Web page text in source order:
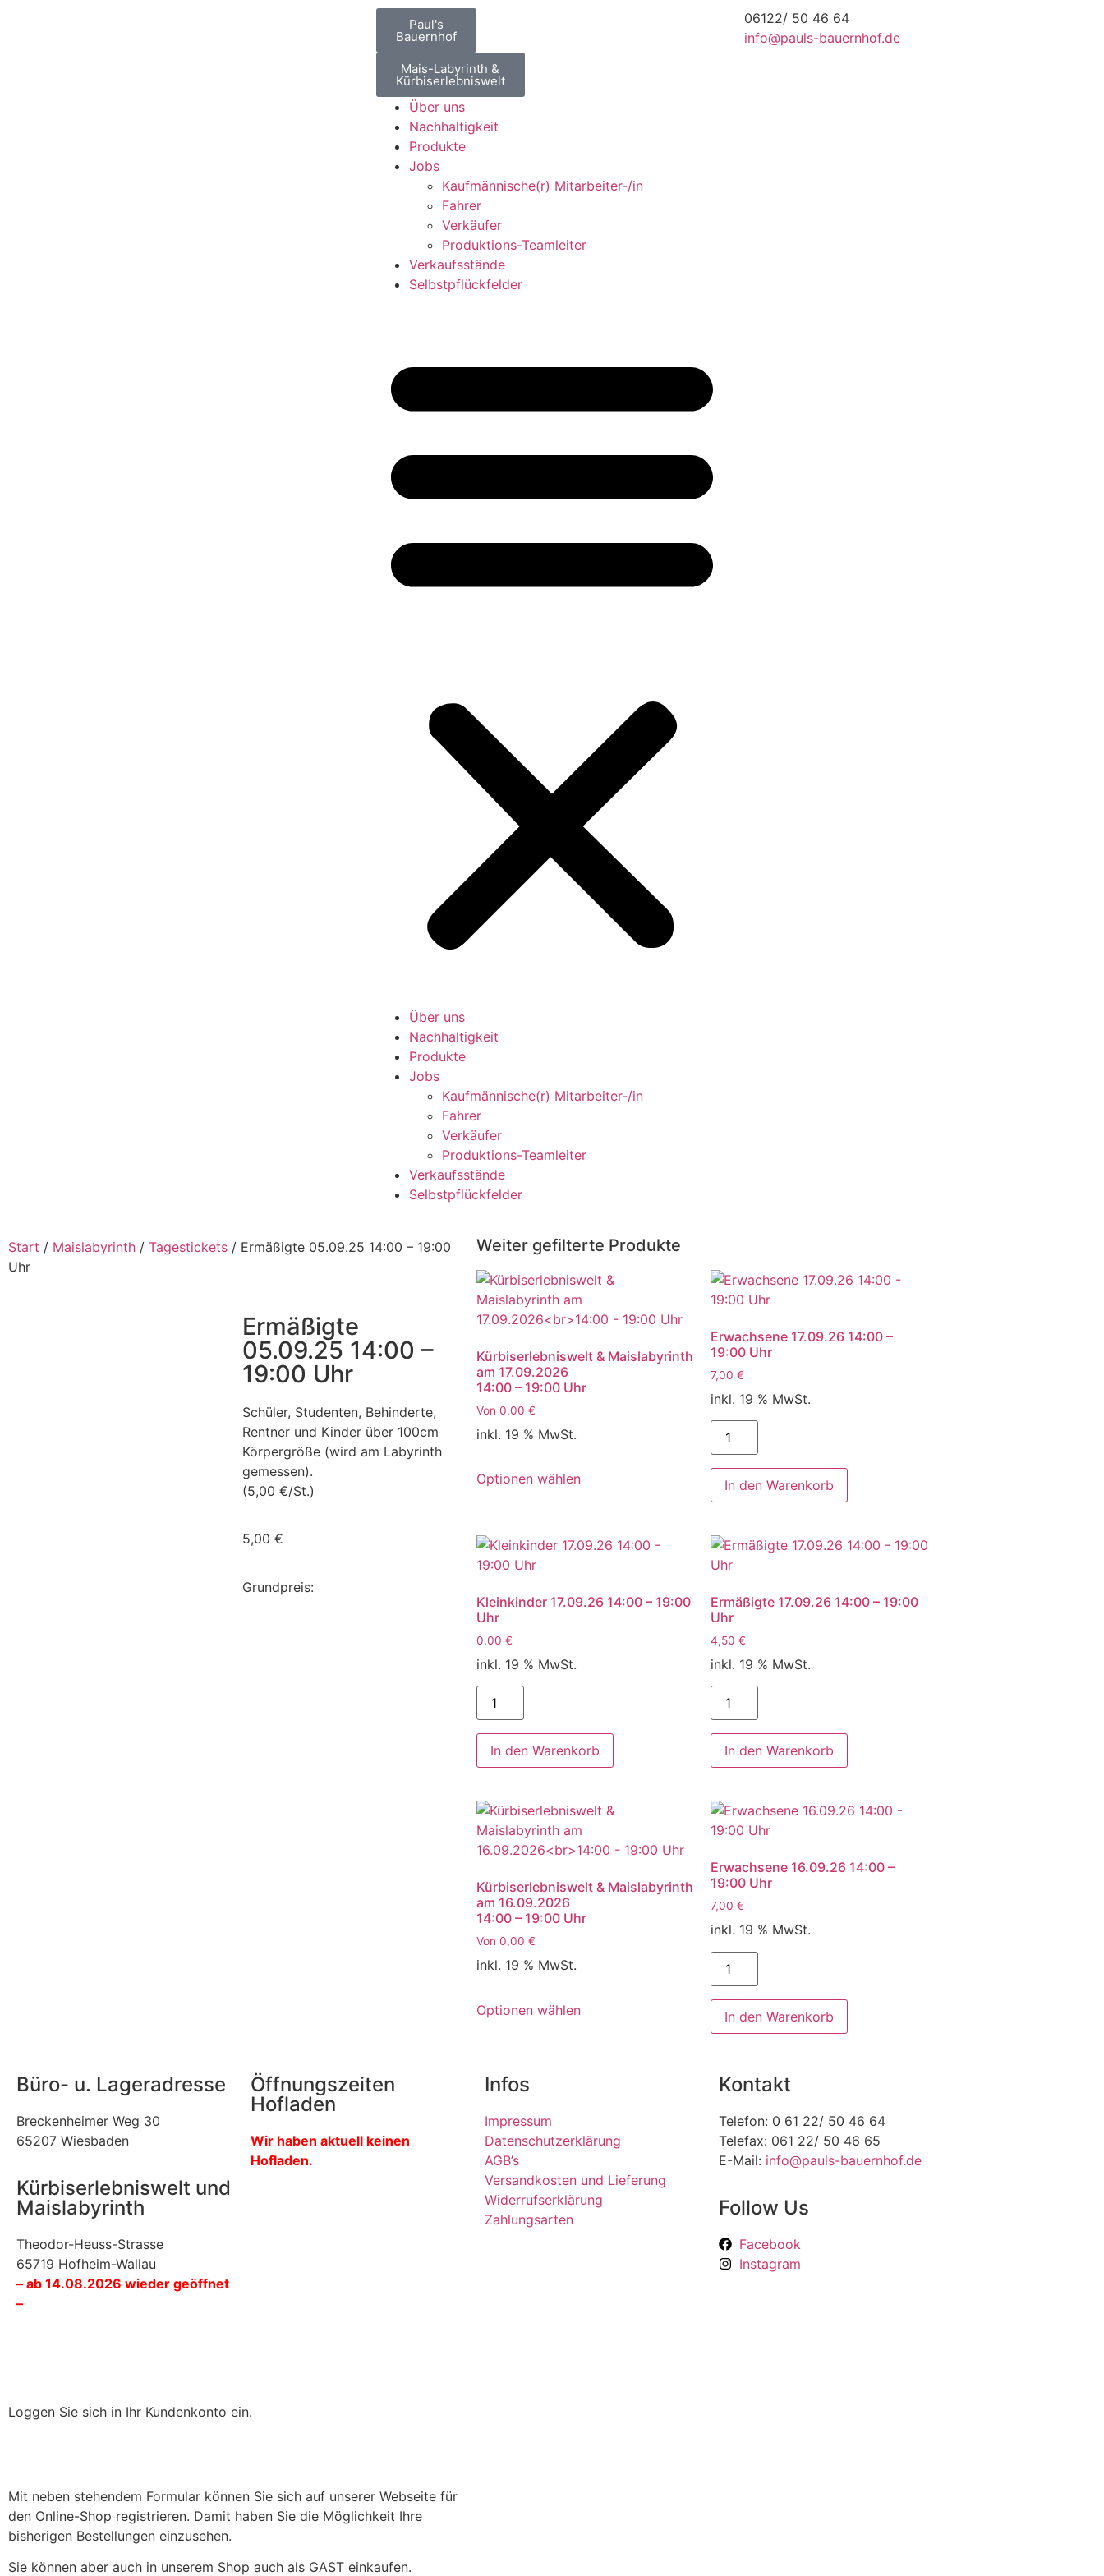
Paul's
Bauernhof
Mais-Labyrinth &
Kürbiserlebniswelt
Über uns
Nachhaltigkeit
Produkte
Jobs
Kaufmännische(r) Mitarbeiter-/in
Fahrer
Verkäufer
Produktions-Teamleiter
Verkaufsstände
Selbstpflückfelder
Über uns
Nachhaltigkeit
Produkte
Jobs
Kaufmännische(r) Mitarbeiter-/in
Fahrer
Verkäufer
Produktions-Teamleiter
Verkaufsstände
Selbstpflückfelder
06122/ 50 46 64
info@pauls-bauernhof.de
Start / Maislabyrinth / Tagestickets / Ermäßigte 05.09.25 14:00 – 19:00
Uhr
Ermäßigte
05.09.25 14:00 –
19:00 Uhr
Schüler, Studenten, Behinderte,
Rentner und Kinder über 100cm
Körpergröße (wird am Labyrinth
gemessen).
(5,00 €/St.)
5,00 €
Grundpreis:
Weiter gefilterte Produkte
Kürbiserlebniswelt & Maislabyrinth
am 17.09.2026
14:00 – 19:00 Uhr
Von 0,00 €
inkl. 19 % MwSt.
Optionen wählen
Erwachsene 17.09.26 14:00 –
19:00 Uhr
7,00 €
inkl. 19 % MwSt.
In den Warenkorb
Kleinkinder 17.09.26 14:00 – 19:00
Uhr
0,00 €
inkl. 19 % MwSt.
In den Warenkorb
Ermäßigte 17.09.26 14:00 – 19:00
Uhr
4,50 €
inkl. 19 % MwSt.
In den Warenkorb
Kürbiserlebniswelt & Maislabyrinth
am 16.09.2026
14:00 – 19:00 Uhr
Von 0,00 €
inkl. 19 % MwSt.
Optionen wählen
Erwachsene 16.09.26 14:00 –
19:00 Uhr
7,00 €
inkl. 19 % MwSt.
In den Warenkorb
Büro- u. Lageradresse
Breckenheimer Weg 30
65207 Wiesbaden
Kürbiserlebniswelt und
Maislabyrinth
Theodor-Heuss-Strasse
65719 Hofheim-Wallau
– ab 14.08.2026 wieder geöffnet
–
Öffnungszeiten
Hofladen
Wir haben aktuell keinen
Hofladen.
Infos
Impressum
Datenschutzerklärung
AGB’s
Versandkosten und Lieferung
Widerrufserklärung
Zahlungsarten
Kontakt
Telefon: 0 61 22/ 50 46 64
Telefax: 061 22/ 50 46 65
E-Mail: info@pauls-bauernhof.de
Follow Us
Facebook
Instagram
Loggen Sie sich in Ihr Kundenkonto ein.
Mit neben stehendem Formular können Sie sich auf unserer Webseite für
den Online-Shop registrieren. Damit haben Sie die Möglichkeit Ihre
bisherigen Bestellungen einzusehen.
Sie können aber auch in unserem Shop auch als GAST einkaufen.